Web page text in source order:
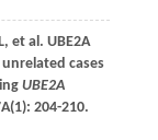
, et al. UBE2A
cases
UBE2A
A(1): 204-210.